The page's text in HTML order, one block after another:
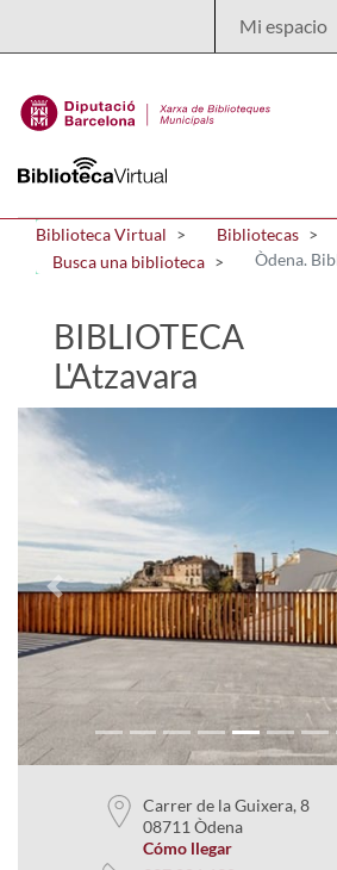
Mi espacio
Biblioteca Virtual
Bibliotecas
Busca una biblioteca
Òdena.
BIBLIOTECA
L'Atzavara
Previous
Carrer de la Guixera, 8
08711 Òdena
Cómo llegar